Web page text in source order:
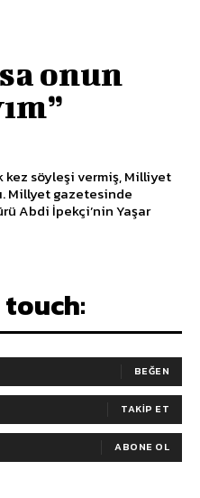
onun
kez söyleşi vermiş, Milliyet
Millyet gazetesinde
Abdi İpekçi’nin Yaşar
BEĞEN
TAKIP ET
ABONE OL